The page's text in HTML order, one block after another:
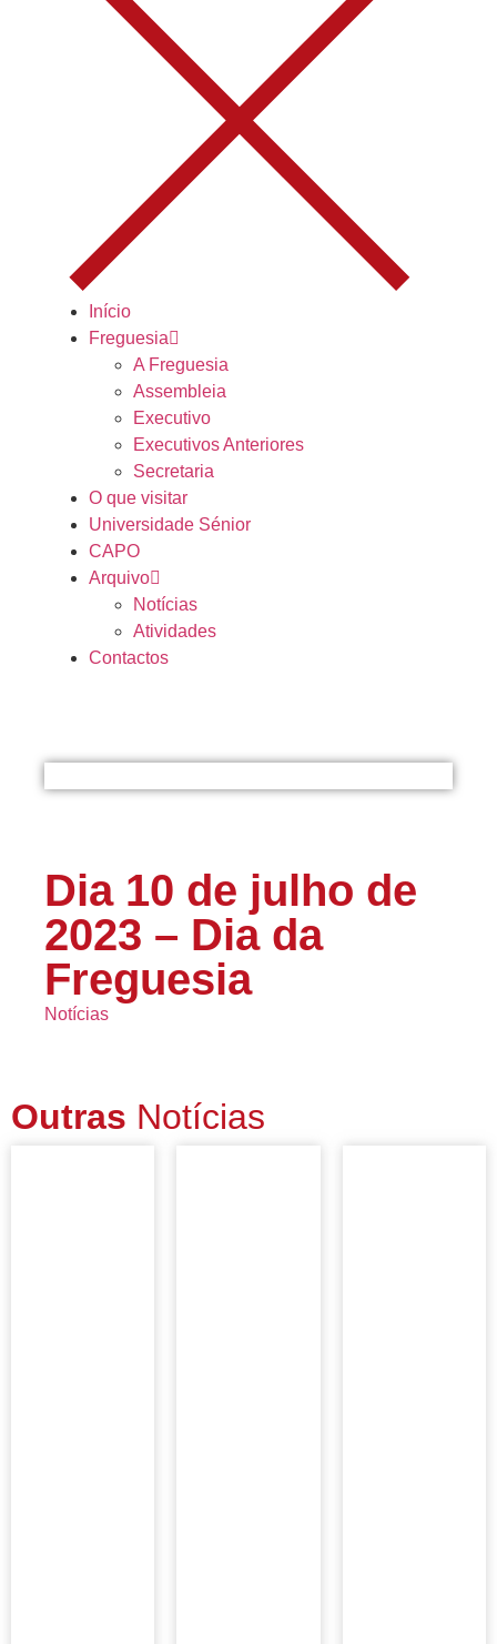
Início
Freguesia
A Freguesia
Assembleia
Executivo
Executivos Anteriores
Secretaria
O que visitar
Universidade Sénior
CAPO
Arquivo
Notícias
Atividades
Contactos
Dia 10 de julho de
2023 – Dia da
Freguesia
Notícias
Outras Notícias